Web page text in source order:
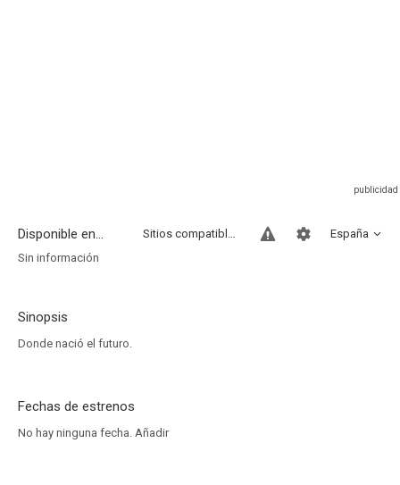
Disponible en... España
Sitios compatibles
Sin información
Sinopsis
Donde nació el futuro.
Fechas de estrenos
No hay ninguna fecha. Añadir